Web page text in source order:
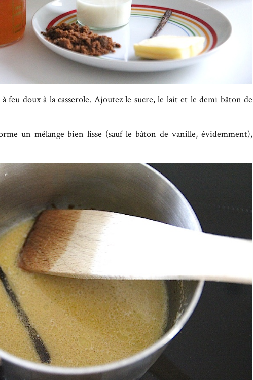
feu doux à la casserole. Ajoutez le sucre, le lait et le demi bâton de
un mélange bien lisse (sauf le bâton de vanille, évidemment),